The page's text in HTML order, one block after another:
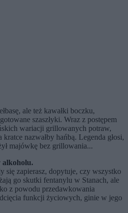
ale też kawałki boczku,
szaszłyki. Wraz z postępem
wariacji grillowanych potraw,
nazwałby hańbą. Legenda głosi,
majówkę bez grillowania...
alkoholu.
się zapierasz, dopytuje, czy wszystko
go skutki fentanylu w Stanach, ale
z powodu przedawkowania
funkcji życiowych, ginie w jego